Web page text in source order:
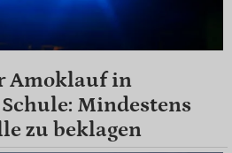
Amoklauf in
Mindestens
zu beklagen